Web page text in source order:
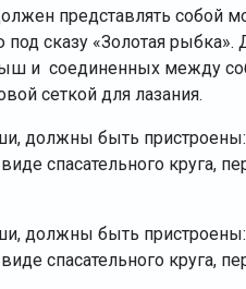
представлять собой
сказу «Золотая
и соединенных между
сеткой для лазания.
должны быть
спасательного круга,
должны быть
спасательного круга,